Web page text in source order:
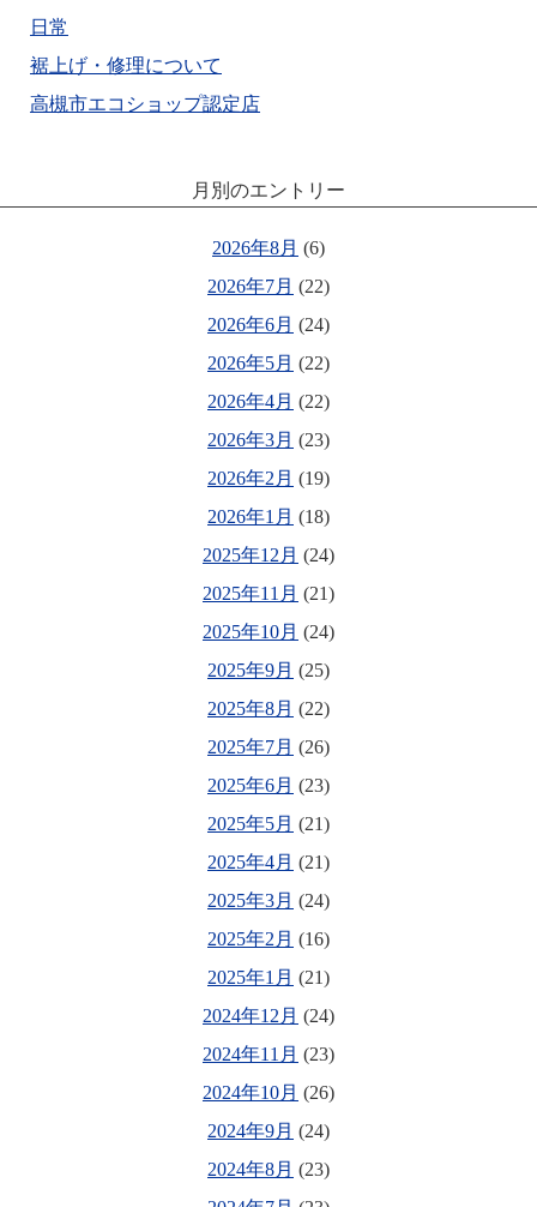
日常
裾上げ・修理について
高槻市エコショップ認定店
月別のエントリー
2026年8月 (6)
2026年7月 (22)
2026年6月 (24)
2026年5月 (22)
2026年4月 (22)
2026年3月 (23)
2026年2月 (19)
2026年1月 (18)
2025年12月 (24)
2025年11月 (21)
2025年10月 (24)
2025年9月 (25)
2025年8月 (22)
2025年7月 (26)
2025年6月 (23)
2025年5月 (21)
2025年4月 (21)
2025年3月 (24)
2025年2月 (16)
2025年1月 (21)
2024年12月 (24)
2024年11月 (23)
2024年10月 (26)
2024年9月 (24)
2024年8月 (23)